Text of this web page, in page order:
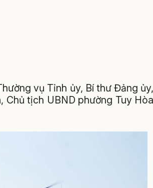
vụ Tỉnh ủy, Bí thư Đảng ủy,
Chủ tịch UBND phường Tuy Hòa